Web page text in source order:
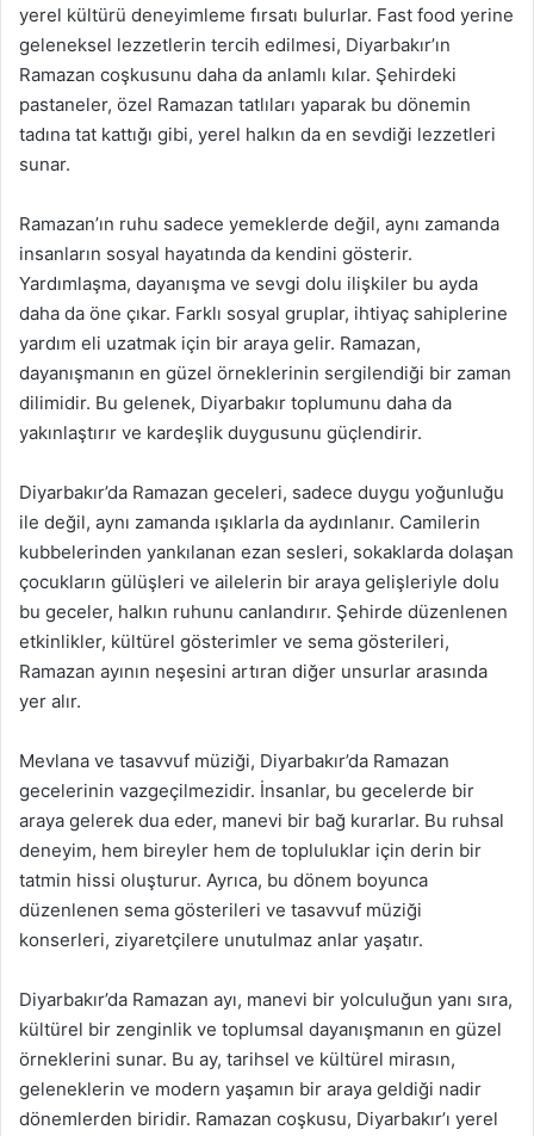
yerel kültürü deneyimleme fırsatı bulurlar. Fast food yerine
geleneksel lezzetlerin tercih edilmesi, Diyarbakır’ın
Ramazan coşkusunu daha da anlamlı kılar. Şehirdeki
pastaneler, özel Ramazan tatlıları yaparak bu dönemin
tadına tat kattığı gibi, yerel halkın da en sevdiği lezzetleri
sunar.
Ramazan’ın ruhu sadece yemeklerde değil, aynı zamanda
insanların sosyal hayatında da kendini gösterir.
Yardımlaşma, dayanışma ve sevgi dolu ilişkiler bu ayda
daha da öne çıkar. Farklı sosyal gruplar, ihtiyaç sahiplerine
yardım eli uzatmak için bir araya gelir. Ramazan,
dayanışmanın en güzel örneklerinin sergilendiği bir zaman
dilimidir. Bu gelenek, Diyarbakır toplumunu daha da
yakınlaştırır ve kardeşlik duygusunu güçlendirir.
Diyarbakır’da Ramazan geceleri, sadece duygu yoğunluğu
ile değil, aynı zamanda ışıklarla da aydınlanır. Camilerin
kubbelerinden yankılanan ezan sesleri, sokaklarda dolaşan
çocukların gülüşleri ve ailelerin bir araya gelişleriyle dolu
bu geceler, halkın ruhunu canlandırır. Şehirde düzenlenen
etkinlikler, kültürel gösterimler ve sema gösterileri,
Ramazan ayının neşesini artıran diğer unsurlar arasında
yer alır.
Mevlana ve tasavvuf müziği, Diyarbakır’da Ramazan
gecelerinin vazgeçilmezidir. İnsanlar, bu gecelerde bir
araya gelerek dua eder, manevi bir bağ kurarlar. Bu ruhsal
deneyim, hem bireyler hem de topluluklar için derin bir
tatmin hissi oluşturur. Ayrıca, bu dönem boyunca
düzenlenen sema gösterileri ve tasavvuf müziği
konserleri, ziyaretçilere unutulmaz anlar yaşatır.
Diyarbakır’da Ramazan ayı, manevi bir yolculuğun yanı sıra,
kültürel bir zenginlik ve toplumsal dayanışmanın en güzel
örneklerini sunar. Bu ay, tarihsel ve kültürel mirasın,
geleneklerin ve modern yaşamın bir araya geldiği nadir
dönemlerden biridir. Ramazan coşkusu, Diyarbakır’ı yerel